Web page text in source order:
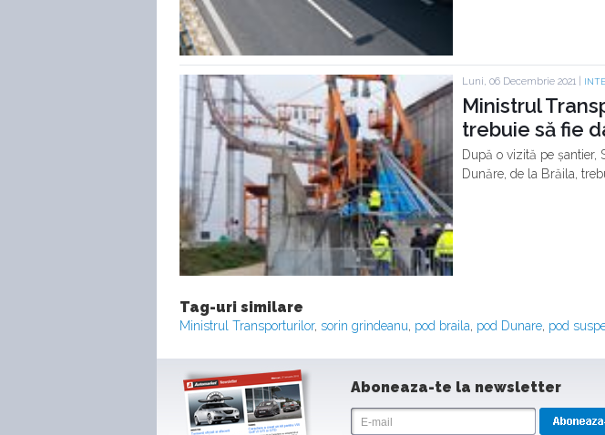
Luni, 06 Decembrie 2021 |
Ministrul
trebuie să fie
După o vizită pe șantier,
Dunăre, de la Brăila,
Tag-uri similare
Ministrul Transporturilor, sorin grindeanu, pod braila, pod Dunare, pod
Aboneaza-te la newsletter